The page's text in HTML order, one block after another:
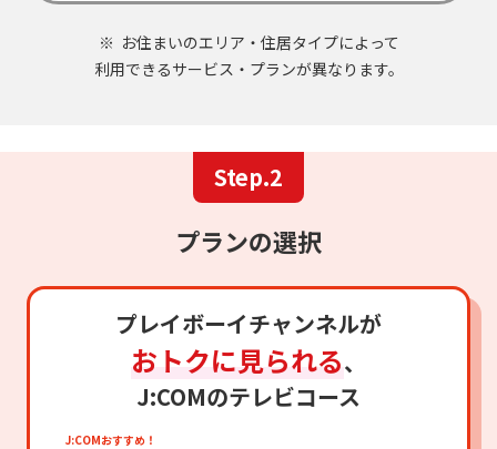
お住まいのエリア・住居タイプによって
利用できるサービス・プランが異なります。
Step.2
プランの選択
プレイボーイチャンネルが
おトクに見られる、
J:COMのテレビコース
J:COMおすすめ！